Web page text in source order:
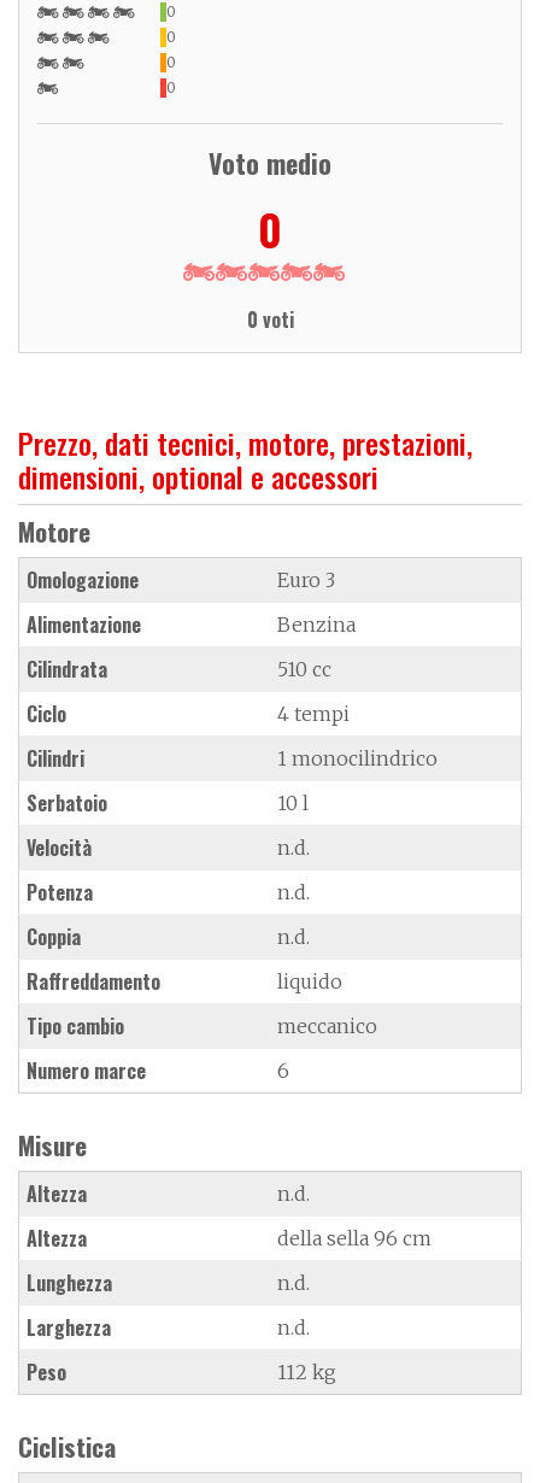
0
0
0
0
Voto medio
0
0 voti
Prezzo, dati tecnici, motore, prestazioni,
dimensioni, optional e accessori
Motore
Omologazione Euro 3
Alimentazione Benzina
Cilindrata 510 cc
Ciclo 4 tempi
Cilindri 1 monocilindrico
Serbatoio 10 l
Velocità n.d.
Potenza n.d.
Coppia n.d.
Raffreddamento liquido
Tipo cambio meccanico
Numero marce 6
Misure
Altezza n.d.
Altezza della sella 96 cm
Lunghezza n.d.
Larghezza n.d.
Peso 112 kg
Ciclistica